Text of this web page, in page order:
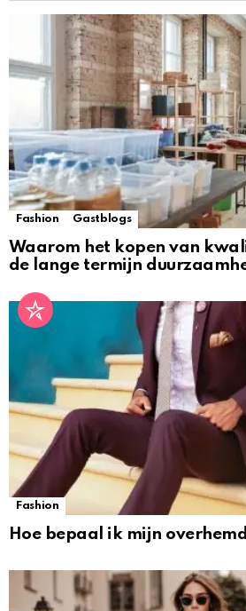
Fashion Gastblogs
Waarom het kopen van
de lange termijn
Fashion
Hoe bepaal ik mijn